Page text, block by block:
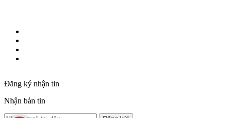
Đăng ký nhận tin
Nhận bản tin